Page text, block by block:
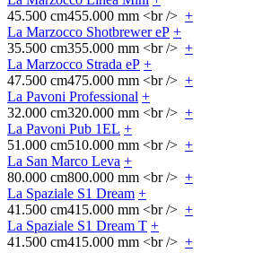
45.500 cm455.000 mm <br /> +
La Marzocco Shotbrewer eP +
35.500 cm355.000 mm <br /> +
La Marzocco Strada eP +
47.500 cm475.000 mm <br /> +
La Pavoni Professional +
32.000 cm320.000 mm <br /> +
La Pavoni Pub 1EL +
51.000 cm510.000 mm <br /> +
La San Marco Leva +
80.000 cm800.000 mm <br /> +
La Spaziale S1 Dream +
41.500 cm415.000 mm <br /> +
La Spaziale S1 Dream T +
41.500 cm415.000 mm <br /> +